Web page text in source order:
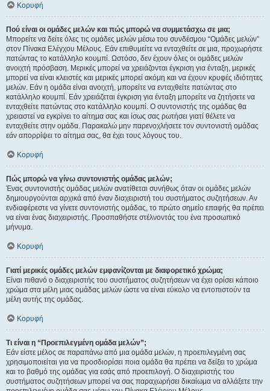
Κορυφή
Πού είναι οι ομάδες μελών και πώς μπορώ να συμμετάσχω σε μια;
Μπορείτε να δείτε όλες τις ομάδες μελών μέσω του συνδέσμου “Ομάδες μελών”
στον Πίνακα Ελέγχου Μέλους. Εάν επιθυμείτε να ενταχθείτε σε μια, προχωρήστε
πατώντας το κατάλληλο κουμπί. Ωστόσο, δεν έχουν όλες οι ομάδες μελών
ανοιχτή πρόσβαση. Μερικές μπορεί να χρειάζονται έγκριση για ένταξη, μερικές
μπορεί να είναι κλειστές και μερικές μπορεί ακόμη και να έχουν κρυφές ιδιότητες
μελών. Εάν η ομάδα είναι ανοιχτή, μπορείτε να ενταχθείτε πατώντας στο
κατάλληλο κουμπί. Εάν χρειάζεται έγκριση για ένταξη μπορείτε να ζητήσετε να
ενταχθείτε πατώντας στο κατάλληλο κουμπί. Ο συντονιστής της ομάδας θα
χρειαστεί να εγκρίνει το αίτημα σας και ίσως σας ρωτήσει γιατί θέλετε να
ενταχθείτε στην ομάδα. Παρακαλώ μην παρενοχλήσετε τον συντονιστή ομάδας
εάν απορρίψει το αίτημα σας, θα έχει τους λόγους του.
Κορυφή
Πώς μπορώ να γίνω συντονιστής ομάδας μελών;
Ένας συντονιστής ομάδας μελών ανατίθεται συνήθως όταν οι ομάδες μελών
δημιουργούνται αρχικά από έναν διαχειριστή του συστήματος συζητήσεων. Αν
ενδιαφέρεστε να γίνετε συντονιστής ομάδας, το πρώτο σημείο επαφής θα πρέπει
να είναι ένας διαχειριστής. Προσπαθήστε στέλνοντάς του ένα προσωπικό
μήνυμα.
Κορυφή
Γιατί μερικές ομάδες μελών εμφανίζονται με διαφορετικό χρώμα;
Είναι πιθανό ο διαχειριστής του συστήματος συζητήσεων να έχει ορίσει κάποιο
χρώμα στα μέλη μιας ομάδας μελών ώστε να είναι εύκολο να εντοπιστούν τα
μέλη αυτής της ομάδας.
Κορυφή
Τι είναι η “Προεπιλεγμένη ομάδα μελών”;
Εάν είστε μέλος σε παραπάνω από μια ομάδα μελών, η προεπιλεγμένη σας
χρησιμοποιείται για να προσδιορίσει ποια ομάδα θα πρέπει να δείξει το χρώμα
και το βαθμό της ομάδας για εσάς από προεπιλογή. Ο διαχειριστής του
συστήματος συζητήσεων μπορεί να σας παραχωρήσει δικαίωμα να αλλάξετε την